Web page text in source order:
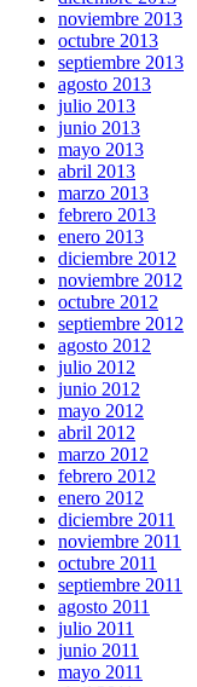
noviembre 2013
octubre 2013
septiembre 2013
agosto 2013
julio 2013
junio 2013
mayo 2013
abril 2013
marzo 2013
febrero 2013
enero 2013
diciembre 2012
noviembre 2012
octubre 2012
septiembre 2012
agosto 2012
julio 2012
junio 2012
mayo 2012
abril 2012
marzo 2012
febrero 2012
enero 2012
diciembre 2011
noviembre 2011
octubre 2011
septiembre 2011
agosto 2011
julio 2011
junio 2011
mayo 2011